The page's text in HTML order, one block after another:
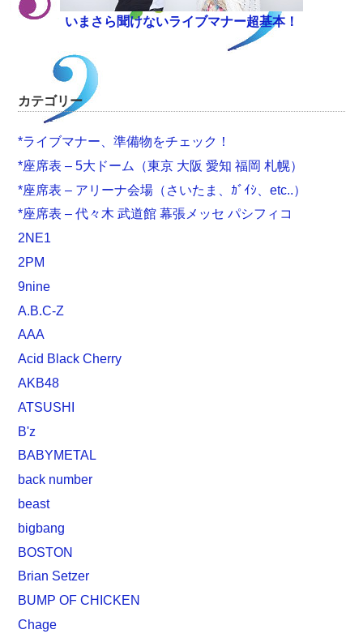
いまさら聞けないライブマナー超基本！
カテゴリー
*ライブマナー、準備物をチェック！
*座席表 – 5大ドーム（東京 大阪 愛知 福岡 札幌）
*座席表 – アリーナ会場（さいたま、ｶﾞｲｼ、etc..）
*座席表 – 代々木 武道館 幕張メッセ パシフィコ
2NE1
2PM
9nine
A.B.C-Z
AAA
Acid Black Cherry
AKB48
ATSUSHI
B'z
BABYMETAL
back number
beast
bigbang
BOSTON
Brian Setzer
BUMP OF CHICKEN
Chage